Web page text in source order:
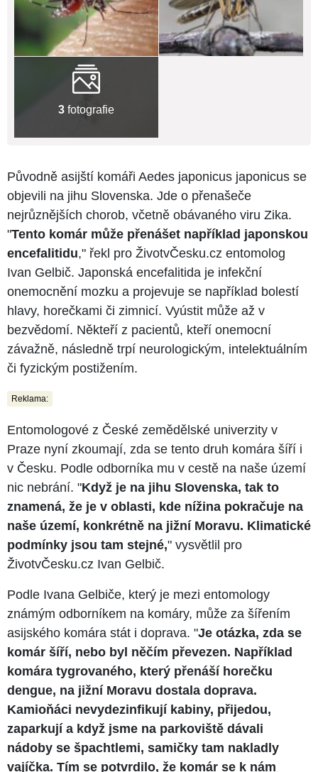
3 fotografie
Původně asijští komáři Aedes japonicus japonicus se
objevili na jihu Slovenska. Jde o přenašeče
nejrůznějších chorob, včetně obávaného viru Zika.
"Tento komár může přenášet například japonskou
encefalitidu," řekl pro ŽivotvČesku.cz entomolog
Ivan Gelbič. Japonská encefalitida je infekční
onemocnění mozku a projevuje se například bolestí
hlavy, horečkami či zimnicí. Vyústit může až v
bezvědomí. Někteří z pacientů, kteří onemocní
závažně, následně trpí neurologickým, intelektuálním
či fyzickým postižením.
Reklama:
Entomologové z České zemědělské univerzity v
Praze nyní zkoumají, zda se tento druh komára šíří i
v Česku. Podle odborníka mu v cestě na naše území
nic nebrání. "Když je na jihu Slovenska, tak to
znamená, že je v oblasti, kde nížina pokračuje na
naše území, konkrétně na jižní Moravu. Klimatické
podmínky jsou tam stejné," vysvětlil pro
ŽivotvČesku.cz Ivan Gelbič.
Podle Ivana Gelbiče, který je mezi entomology
známým odborníkem na komáry, může za šířením
asijského komára stát i doprava. "Je otázka, zda se
komár šíří, nebo byl něčím převezen. Například
komára tygrovaného, který přenáší horečku
dengue, na jižní Moravu dostala doprava.
Kamioňáci nevydezinfikují kabiny, přijedou,
zaparkují a když jsme na parkoviště dávali
nádoby se špachtlemi, samičky tam nakladly
vajíčka. Tím se potvrdilo, že komár se k nám